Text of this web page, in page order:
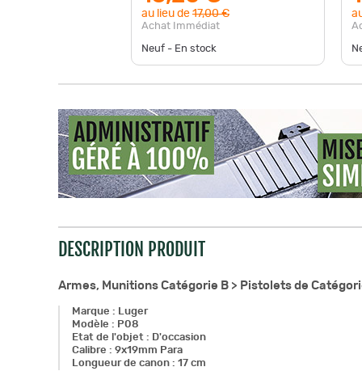
au lieu de 17,00 €
Achat Immédiat
Neuf - En stock
DESCRIPTION PRODUIT
Armes, Munitions Catégorie B > Pistolets de
Marque : Luger
Modèle : P08
Etat de l'objet : D'occasion
Calibre : 9x19mm Para
Longueur de canon : 17 cm